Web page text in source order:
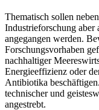
Thematisch sollen
Industrieforschung aber
angegangen werden.
Forschungsvorhaben
nachhaltiger
Energieeffizienz oder
Antibiotika
technischer und
angestrebt.